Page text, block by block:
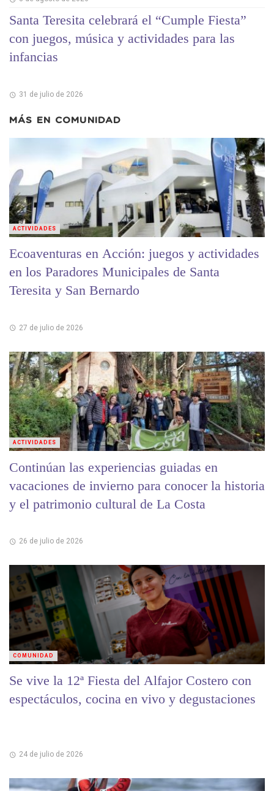
Santa Teresita celebrará el “Cumple Fiesta”
con juegos, música y actividades para las
infancias
31 de julio de 2026
MÁS EN COMUNIDAD
Ecoaventuras en Acción: juegos y actividades
en los Paradores Municipales de Santa
Teresita y San Bernardo
27 de julio de 2026
ACTIVIDADES
Continúan las experiencias guiadas en
vacaciones de invierno para conocer la historia
y el patrimonio cultural de La Costa
26 de julio de 2026
ACTIVIDADES
Se vive la 12ª Fiesta del Alfajor Costero con
espectáculos, cocina en vivo y degustaciones
24 de julio de 2026
COMUNIDAD